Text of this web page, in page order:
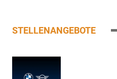
STELLENANGEBOTE